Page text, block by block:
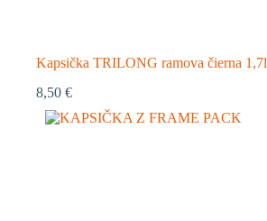
Kapsička TRILONG ramova čierna 1,7l
8,50 €